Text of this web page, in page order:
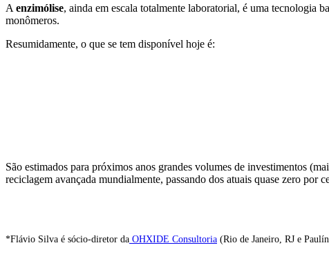
Aenzimólise, ainda em escala totalmente laboratorial, é uma tecnologia
monômeros.
Resumidamente, o que se tem disponível hoje é:
São estimados para próximos anos grandes volumes de investimentos
reciclagem avançada mundialmente, passando dos atuais quase zero por
*Flávio Silva é sócio-diretor da OHXIDE Consultoria (Rio de Janeiro, RJ e